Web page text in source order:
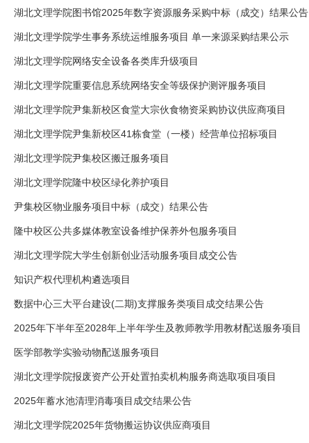
湖北文理学院图书馆2025年数字资源服务采购中标（成交）结果公告
湖北文理学院学生事务系统运维服务项目 单一来源采购结果公示
湖北文理学院网络安全设备各类库升级项目
湖北文理学院重要信息系统网络安全等级保护测评服务项目
湖北文理学院尹集新校区食堂大宗伙食物资采购协议供应商项目
湖北文理学院尹集新校区41栋食堂（一楼）经营单位招标项目
湖北文理学院尹集校区搬迁服务项目
湖北文理学院隆中校区绿化养护项目
尹集校区物业服务项目中标（成交）结果公告
隆中校区公共多媒体教室设备维护保养外包服务项目
湖北文理学院大学生创新创业活动服务项目成交公告
知识产权代理机构遴选项目
数据中心三大平台建设(二期)支撑服务类项目成交结果公告
2025年下半年至2028年上半年学生及教师教学用教材配送服务项目
医学部教学实验动物配送服务项目
湖北文理学院报废资产公开处置拍卖机构服务商选取项目项目
2025年蓄水池清理消毒项目成交结果公告
湖北文理学院2025年货物搬运协议供应商项目